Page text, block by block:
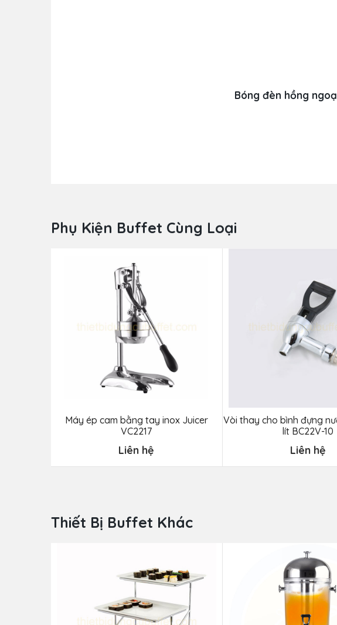
Bóng đèn hồng
Phụ Kiện Buffet Cùng Loại
Máy ép cam bằng tay inox Juicer
VC2217
Liên hệ
Vòi thay cho bình đựng
lít BC22V-10
Liên hệ
Thiết Bị Buffet Khác